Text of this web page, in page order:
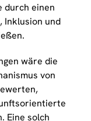
durch einen
Inklusion und
wäre die
von
Eine solch